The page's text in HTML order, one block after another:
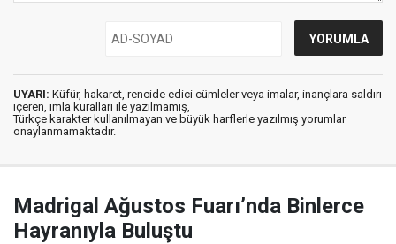
UYARI: Küfür, hakaret, rencide edici cümleler veya imalar, inançlara saldırı
içeren, imla kuralları ile yazılmamış,
Türkçe karakter kullanılmayan ve büyük harflerle yazılmış yorumlar
onaylanmamaktadır.
Madrigal Ağustos Fuarı’nda Binlerce
Hayranıyla Buluştu